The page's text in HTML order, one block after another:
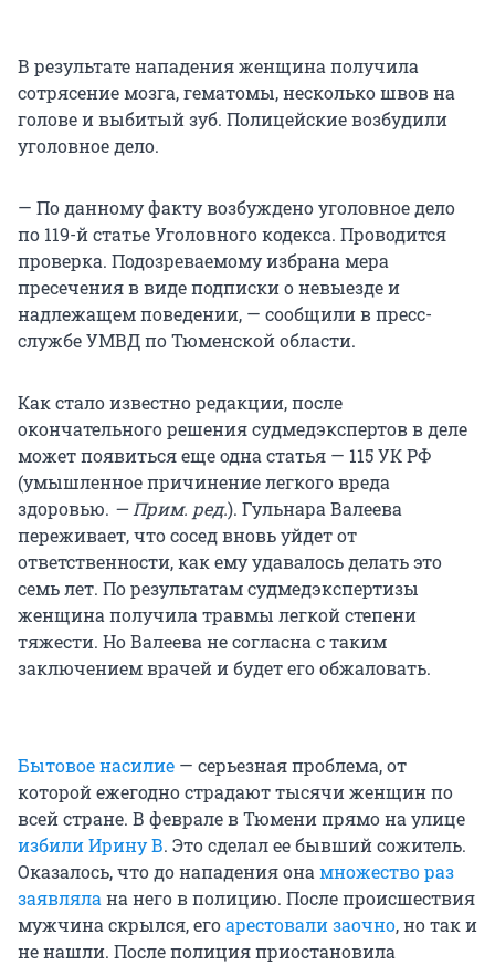
В результате нападения женщина получила
сотрясение мозга, гематомы, несколько швов на
голове и выбитый зуб. Полицейские возбудили
уголовное дело.
— По данному факту возбуждено уголовное дело
по 119-й статье Уголовного кодекса. Проводится
проверка. Подозреваемому избрана мера
пресечения в виде подписки о невыезде и
надлежащем поведении, — сообщили в пресс-
службе УМВД по Тюменской области.
Как стало известно редакции, после
окончательного решения судмедэкспертов в деле
может появиться еще одна статья — 115 УК РФ
(умышленное причинение легкого вреда
здоровью. — Прим. ред.). Гульнара Валеева
переживает, что сосед вновь уйдет от
ответственности, как ему удавалось делать это
семь лет. По результатам судмедэкспертизы
женщина получила травмы легкой степени
тяжести. Но Валеева не согласна с таким
заключением врачей и будет его обжаловать.
Бытовое насилие — серьезная проблема, от
которой ежегодно страдают тысячи женщин по
всей стране. В феврале в Тюмени прямо на улице
избили Ирину В. Это сделал ее бывший сожитель.
Оказалось, что до нападения онамножество раз
заявлялана него в полицию. После происшествия
мужчина скрылся, егоарестовали заочно, но так и
не нашли. После полиция приостановила